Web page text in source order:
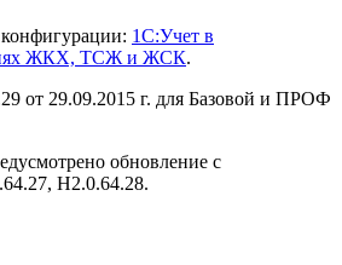
1С:Учет в
ЖКХ, ТСЖ и ЖСК.
от 29.09.2015 г. для Базовой и ПРОФ
обновление с
Н2.0.64.28.